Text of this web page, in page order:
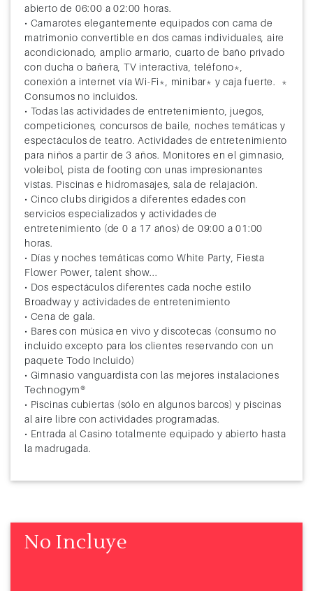
abierto de 06:00 a 02:00 horas.
• Camarotes elegantemente equipados con cama de
matrimonio convertible en dos camas individuales, aire
acondicionado, amplio armario, cuarto de baño privado
con ducha o bañera, TV interactiva, teléfono*,
conexión a internet vía Wi-Fi*, minibar* y caja fuerte. *
Consumos no incluidos.
• Todas las actividades de entretenimiento, juegos,
competiciones, concursos de baile, noches temáticas y
espectáculos de teatro. Actividades de entretenimiento
para niños a partir de 3 años. Monitores en el gimnasio,
voleibol, pista de footing con unas impresionantes
vistas. Piscinas e hidromasajes, sala de relajación.
• Cinco clubs dirigidos a diferentes edades con
servicios especializados y actividades de
entretenimiento (de 0 a 17 años) de 09:00 a 01:00
horas.
• Días y noches temáticas como White Party, Fiesta
Flower Power, talent show...
• Dos espectáculos diferentes cada noche estilo
Broadway y actividades de entretenimiento
• Cena de gala.
• Bares con música en vivo y discotecas (consumo no
incluido excepto para los clientes reservando con un
paquete Todo Incluido)
• Gimnasio vanguardista con las mejores instalaciones
Technogym®
• Piscinas cubiertas (sólo en algunos barcos) y piscinas
al aire libre con actividades programadas.
• Entrada al Casino totalmente equipado y abierto hasta
la madrugada.
No Incluye